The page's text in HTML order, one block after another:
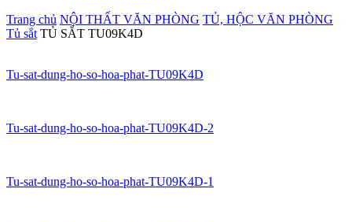
Trang chủ NỘI THẤT VĂN PHÒNG TỦ, HỘC VĂN PHÒNG
Tủ sắt TỦ SẮT TU09K4D
Tu-sat-dung-ho-so-hoa-phat-TU09K4D
Tu-sat-dung-ho-so-hoa-phat-TU09K4D-2
Tu-sat-dung-ho-so-hoa-phat-TU09K4D-1